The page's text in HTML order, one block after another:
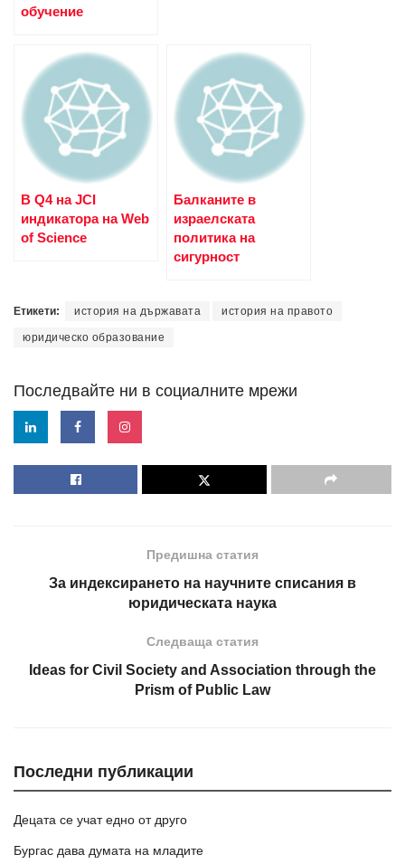
обучение
В Q4 на JCI
индикатора на Web
of Science
Балканите в
израелската
политика на
сигурност
Етикети: история на държавата история на правото
юридическо образование
Последвайте ни в социалните мрежи
Предишна статия
За индексирането на научните списания в
юридическата наука
Следваща статия
Ideas for Civil Society and Association through the
Prism of Public Law
Последни публикации
Децата се учат едно от друго
Бургас дава думата на младите